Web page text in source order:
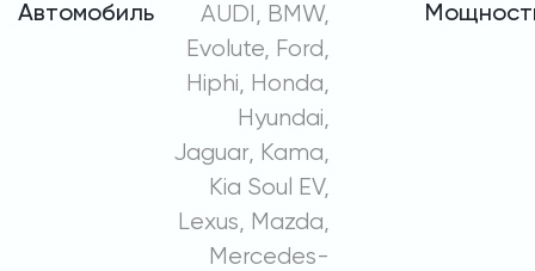
Автомобиль
AUDI, BMW,
Evolute, Ford,
Hiphi, Honda,
Hyundai,
Jaguar, Kama,
Kia Soul EV,
Lexus, Mazda,
Mercedes-